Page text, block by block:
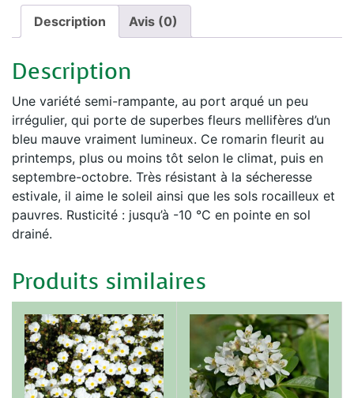
Description Avis (0)
Description
Une variété semi-rampante, au port arqué un peu
irrégulier, qui porte de superbes fleurs mellifères d’un
bleu mauve vraiment lumineux. Ce romarin fleurit au
printemps, plus ou moins tôt selon le climat, puis en
septembre-octobre. Très résistant à la sécheresse
estivale, il aime le soleil ainsi que les sols rocailleux et
pauvres. Rusticité : jusqu’à -10 °C en pointe en sol
drainé.
Produits similaires